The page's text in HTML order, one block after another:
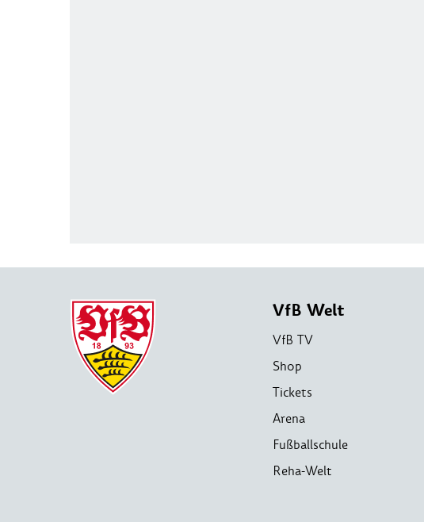
VfB Welt
VfB TV
Shop
Tickets
Arena
Fußballschule
Reha-Welt